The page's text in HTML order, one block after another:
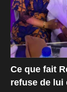
Ce que fait
refuse de lui